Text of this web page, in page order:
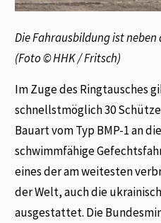
Die Fahrausbildung ist
(Foto © HHK / Fritsch)
Im Zuge des Ringtausches
schnellstmöglich 30
Bauart vom Typ BMP-1 an
schwimmfähige
eines der am weitesten
der Welt, auch die
ausgestattet. Die